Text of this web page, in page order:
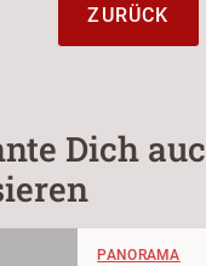
ZURÜCK
Dich
PANORAMA